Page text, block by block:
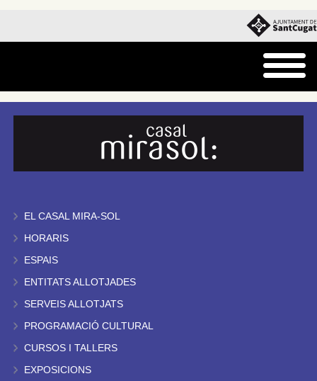
EL CASAL MIRA-SOL
HORARIS
ESPAIS
ENTITATS ALLOTJADES
SERVEIS ALLOTJATS
PROGRAMACIÓ CULTURAL
CURSOS I TALLERS
EXPOSICIONS